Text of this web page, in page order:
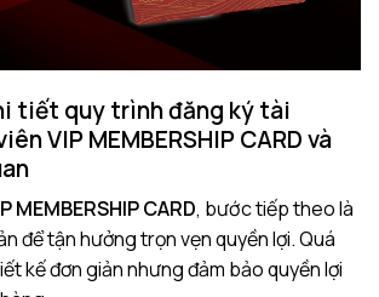
tiết quy trình đăng ký tài
VIP MEMBERSHIP CARDvà
MEMBERSHIP CARD, bước tiếp theo là
để tận hưởng trọn vẹn quyền lợi. Quá
kế đơn giản nhưng đảm bảo quyền lợi